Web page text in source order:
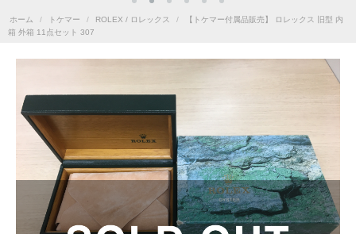
ホーム / トケマー / ROLEX / ロレックス /
【トケマー付属品販売】 ロレックス 旧型 内
箱 外箱 11点セット 307